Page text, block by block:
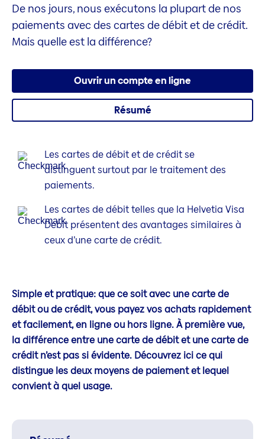
De nos jours, nous exécutons la plupart de nos
paiements avec des cartes de débit et de crédit.
Mais quelle est la différence?
Ouvrir un compte en ligne
Résumé
Les cartes de débit et de crédit se
distinguent surtout par le traitement des
paiements.
Les cartes de débit telles que la Helvetia Visa
Debit présentent des avantages similaires à
ceux d’une carte de crédit.
Simple et pratique: que ce soit avec une carte de
débit ou de crédit, vous payez vos achats rapidement
et facilement, en ligne ou hors ligne. À première vue,
la différence entre une carte de débit et une carte de
crédit n’est pas si évidente. Découvrez ici ce qui
distingue les deux moyens de paiement et lequel
convient à quel usage.